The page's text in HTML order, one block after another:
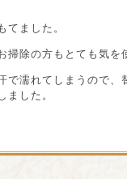
てました。
除の方もとても気を
で濡れてしまうので、
ました。